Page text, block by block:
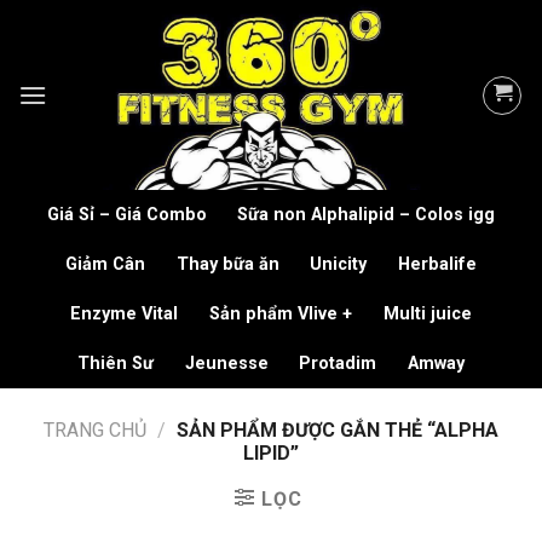
Giá Sỉ – Giá Combo Sữa non Alphalipid – Colos igg
Giảm Cân Thay bữa ăn Unicity Herbalife
Enzyme Vital Sản phẩm Vlive + Multi juice
Thiên Sư Jeunesse Protadim Amway
TRANG CHỦ / SẢN PHẨM ĐƯỢC GẮN THẺ “ALPHA
LIPID”
LỌC